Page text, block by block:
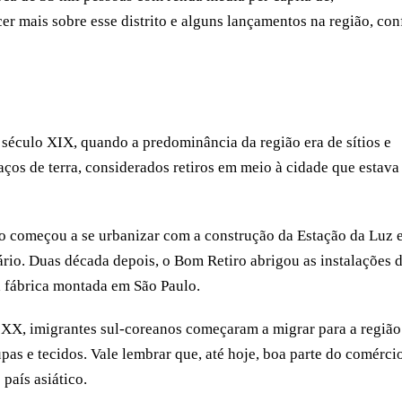
mais sobre esse distrito e alguns lançamentos na região,
XIX, quando a predominância da região era de sítios e
de terra, considerados retiros em meio à cidade que estava
a se urbanizar com a construção da Estação da Luz
Duas década depois, o Bom Retiro abrigou as instalações
montada em São Paulo.
imigrantes sul-coreanos começaram a migrar para a
e tecidos. Vale lembrar que, até hoje, boa parte do
asiático.